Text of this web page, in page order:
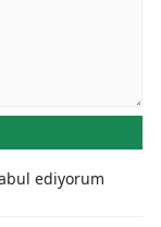
ediyorum